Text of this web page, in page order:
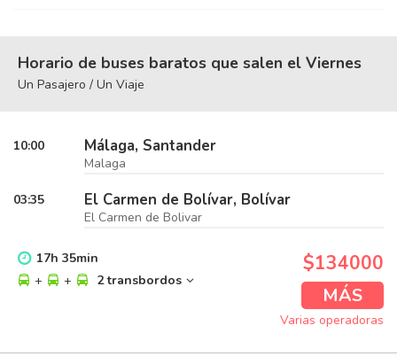
Horario de buses baratos que salen el Viernes
Un Pasajero / Un Viaje
10:00 Málaga, Santander
Malaga
03:35 El Carmen de Bolívar, Bolívar
El Carmen de Bolivar
17h 35min
+
+ 2 transbordos
$134000
MÁS
Varias operadoras